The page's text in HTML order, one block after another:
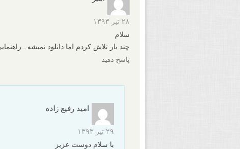
۲۸ تیر ۱۳۹۳
سلام
چند بار تلاش کردم اما دانلود نمیشه .
پاسخ دهید
امید رفیع زاده
۲۹ تیر ۱۳۹۳
با سلام دوست عزیز